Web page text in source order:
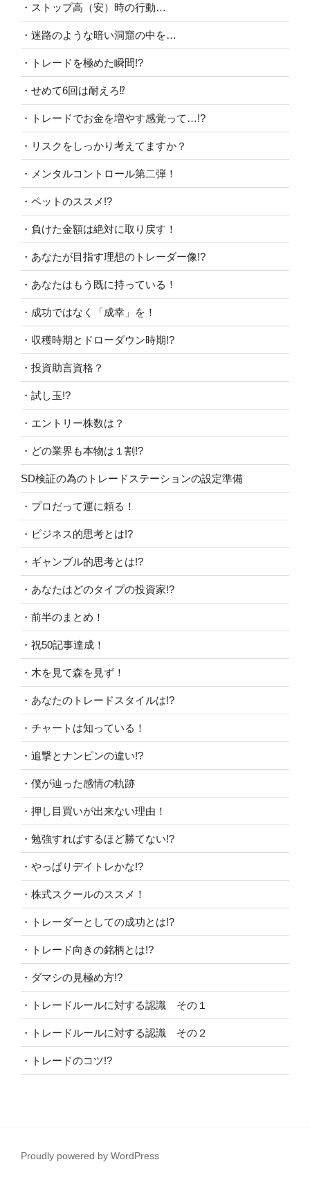
・ストップ高（安）時の行動…
・迷路のような暗い洞窟の中を…
・トレードを極めた瞬間!?
・せめて6回は耐えろ⁉︎
・トレードでお金を増やす感覚って…!?
・リスクをしっかり考えてますか？
・メンタルコントロール第二弾！
・ペットのススメ!?
・負けた金額は絶対に取り戻す！
・あなたが目指す理想のトレーダー像!?
・あなたはもう既に持っている！
・成功ではなく「成幸」を！
・収穫時期とドローダウン時期!?
・投資助言資格？
・試し玉!?
・エントリー株数は？
・どの業界も本物は１割!?
SD検証の為のトレードステーションの設定準備
・プロだって運に頼る！
・ビジネス的思考とは!?
・ギャンブル的思考とは!?
・あなたはどのタイプの投資家!?
・前半のまとめ！
・祝50記事達成！
・木を見て森を見ず！
・あなたのトレードスタイルは!?
・チャートは知っている！
・追撃とナンピンの違い!?
・僕が辿った感情の軌跡
・押し目買いが出来ない理由！
・勉強すればするほど勝てない!?
・やっぱりデイトレかな!?
・株式スクールのススメ！
・トレーダーとしての成功とは!?
・トレード向きの銘柄とは!?
・ダマシの見極め方!?
・トレードルールに対する認識 その１
・トレードルールに対する認識 その２
・トレードのコツ!?
Proudly powered by WordPress